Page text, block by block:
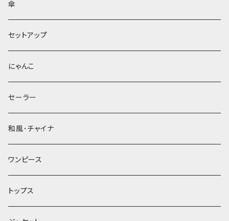
傘
セットアップ
にゃんこ
セーラー
和風･チャイナ
ワンピース
トップス